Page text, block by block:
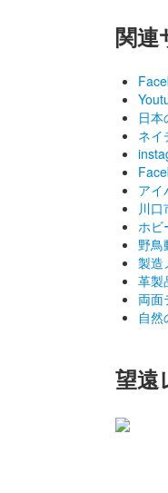
関連
日
ネイ
アイ
川
ホビ
野鳥
製造
革製
両面
自然
望遠